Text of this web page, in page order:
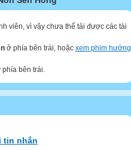
viên, vì vậy chưa thể tải được các tài
ở phía bên trái, hoặc xem phim hướng
phía bên trái.
tin nhắn